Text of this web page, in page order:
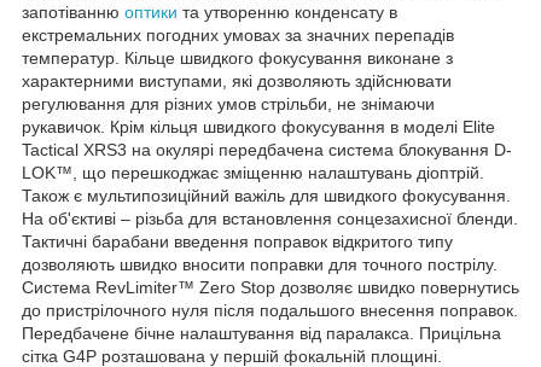
запотіванню оптики та утворенню конденсату в
екстремальних погодних умовах за значних перепадів
температур. Кільце швидкого фокусування виконане з
характерними виступами, які дозволяють здійснювати
регулювання для різних умов стрільби, не знімаючи
рукавичок. Крім кільця швидкого фокусування в моделі Elite
Tactical XRS3 на окулярі передбачена система блокування D-
LOK™, що перешкоджає зміщенню налаштувань діоптрій.
Також є мультипозиційний важіль для швидкого фокусування.
На об'єктиві – різьба для встановлення сонцезахисної бленди.
Тактичні барабани введення поправок відкритого типу
дозволяють швидко вносити поправки для точного пострілу.
Система RevLimiter™ Zero Stop дозволяє швидко повернутись
до пристрілочного нуля після подальшого внесення поправок.
Передбачене бічне налаштування від паралакса. Прицільна
сітка G4P розташована у першій фокальній площині.